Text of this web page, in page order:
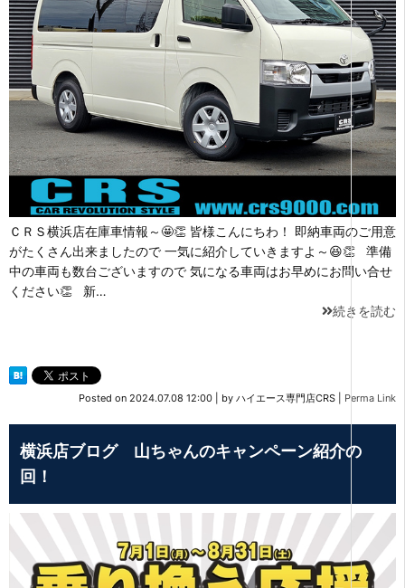
ＣＲＳ横浜店在庫車情報～🤩👏 皆様こんにちわ！ 即納車両のご用意
がたくさん出来ましたので 一気に紹介していきますよ～😆👏 準備
中の車両も数台ございますので 気になる車両はお早めにお問い合せ
ください👏 新…
続きを読む
Posted on 2024.07.08 12:00 by ハイエース専門店CRS Perma Link
横浜店ブログ 山ちゃんのキャンペーン紹介の
回！